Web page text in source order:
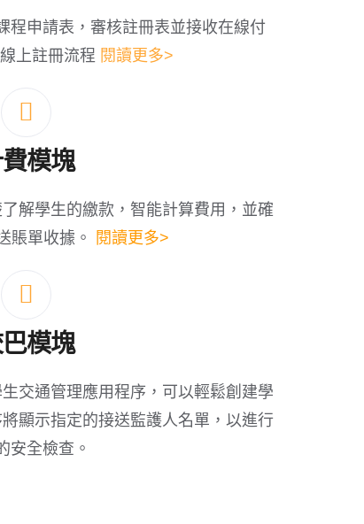
程申請表，審核註冊表並接收在線付
上註冊流程 閱讀更多>
模塊
解學生的繳款，智能計算費用，並確
賬單收據。
閱讀更多>
模塊
交通管理應用程序，可以輕鬆創建學
顯示指定的接送監護人名單，以進行
安全檢查。